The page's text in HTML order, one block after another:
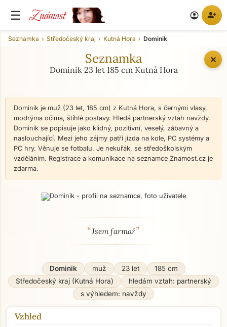
☰ Známost account_circle person_add
✕
Seznamka Středočeský kraj Kutná Hora Dominik
Seznamka
Dominik 23 let 185 cm Kutná Hora
Dominik je muž (23 let, 185 cm) z Kutná Hora, s černými vlasy,
modrýma očima, štíhlé postavy. Hledá partnerský vztah navždy.
Dominik se popisuje jako klidný, pozitivní, veselý, zábavný a
naslouchající. Mezi jeho zájmy patří jízda na kole, PC systémy a
PC hry. Věnuje se fotbalu. Je nekuřák, se středoškolským
vzděláním. Registrace a komunikace na seznamce Znamost.cz je
zdarma.
O mně - seznamka profil
“Jsem farmař”
Dominik muž 23 let
185 cm
Středočeský kraj (Kutná Hora)
hledám vztah: partnerský
s výhledem: navždy
Vzhled